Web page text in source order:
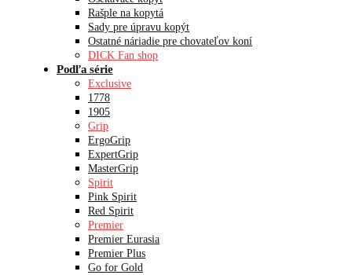
Rašple na kopytá
Sady pre úpravu kopýt
Ostatné náriadie pre chovateľov koní
DICK Fan shop
Podľa série
Exclusive
1778
1905
Grip
ErgoGrip
ExpertGrip
MasterGrip
Spirit
Pink Spirit
Red Spirit
Premier
Premier Eurasia
Premier Plus
Go for Gold